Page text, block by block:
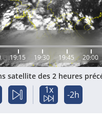
19:15 19:30 19:45 20:00
satellite des 2 heures
1x -2h